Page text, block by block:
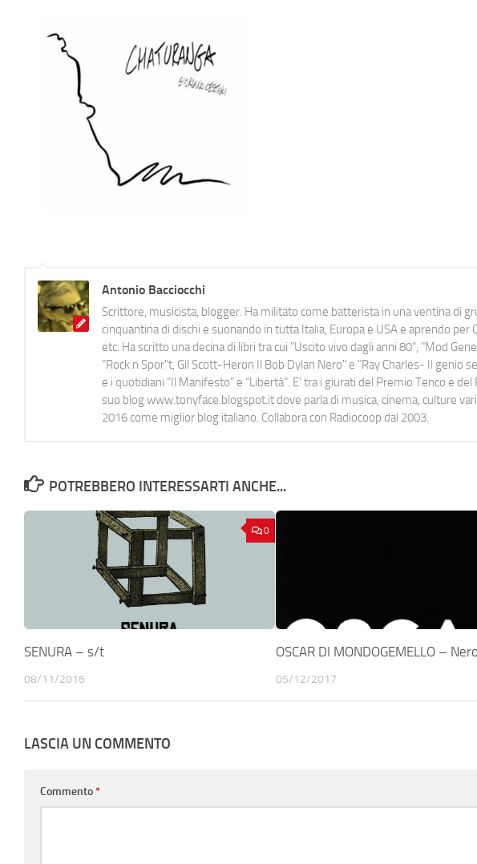
Antonio Bacciocchi
Scrittore, musicista, blogger. Ha militato come batterista in una ventina di
cinquantina di dischi e suonando in tutta Italia, Europa e USA e aprendo
etc. Ha scritto una decina di libri tra cui "Uscito vivo dagli anni 80", "Mod
"Rock n Spor"t, Gil Scott-Heron Il Bob Dylan Nero" e "Ray Charles- Il genio
e i quotidiani “Il Manifesto” e “Libertà”. E' tra i giurati del Premio Tenco e
suo blog www.tonyface.blogspot.it dove parla di musica, cinema, culture
2016 come miglior blog italiano. Collabora con Radiocoop dal 2003.
POTREBBERO INTERESSARTI ANCHE...
0
SENURA – s/t
08/11/2016
OSCAR DI MONDOGEMELLO – Nero
05/12/2017
LASCIA UN COMMENTO
Commento*